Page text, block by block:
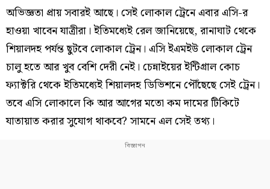
অভিজ্ঞতা প্রায় সবারই আছে। সেই লোকাল ট্রেনে এবার এসি-র
হাওয়া খাবেন যাত্রীরা। ইতিমধ্যেই রেল জানিয়েছে, রানাঘাট থেকে
শিয়ালদহ পর্যন্ত ছুটবে লোকাল ট্রেন। এসি ইএমইউ লোকাল ট্রেন
চালু হতে আর খুব বেশি দেরী নেই। চেন্নাইয়ের ইন্টিগ্রাল কোচ
ফ্যাক্টরি থেকে ইতিমধ্যেই শিয়ালদহ ডিভিশনে পৌঁছেছে সেই ট্রেন।
তবে এসি লোকালে কি আর আগের মতো কম দামের টিকিটে
যাতায়াত করার সুযোগ থাকবে? সামনে এল সেই তথ্য।